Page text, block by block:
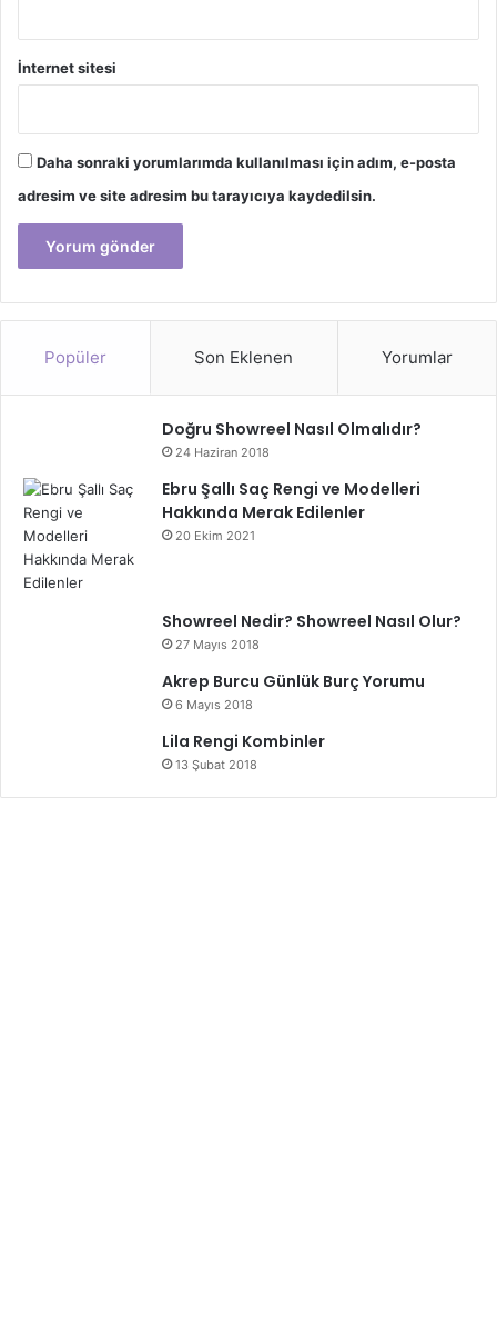
İnternet sitesi
Daha sonraki yorumlarımda kullanılması için adım, e-posta
adresim ve site adresim bu tarayıcıya kaydedilsin.
Popüler Son Eklenen Yorumlar
Doğru Showreel Nasıl Olmalıdır?
24 Haziran 2018
Ebru Şallı Saç Rengi ve Modelleri
Hakkında Merak Edilenler
20 Ekim 2021
Showreel Nedir? Showreel Nasıl Olur?
27 Mayıs 2018
Akrep Burcu Günlük Burç Yorumu
6 Mayıs 2018
Lila Rengi Kombinler
13 Şubat 2018